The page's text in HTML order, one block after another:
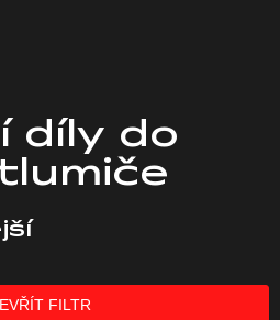
díly do
FILTR